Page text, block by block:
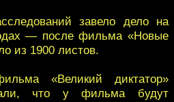
завело дело на
— после фильма «Новые
из 1900 листов.
«Великий диктатор»
что у фильма будут